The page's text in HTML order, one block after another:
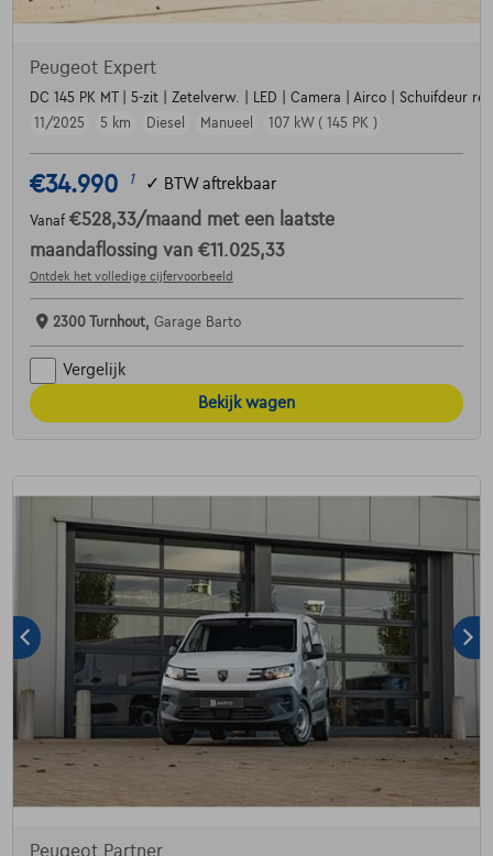
Peugeot Expert
DC 145 PK MT | 5-zit | Zetelverw. | LED | Camera | Airco | Schuifdeur
11/2025
5 km Diesel Manueel 107 kW ( 145 PK )
€34.990 1 ✓ BTW aftrekbaar
Vanaf €528,33/maand met een laatste
maandaflossing van €11.025,33
Ontdek het volledige cijfervoorbeeld
2300 Turnhout, Garage Barto
Vergelijk
Bekijk wagen
Peugeot Partner